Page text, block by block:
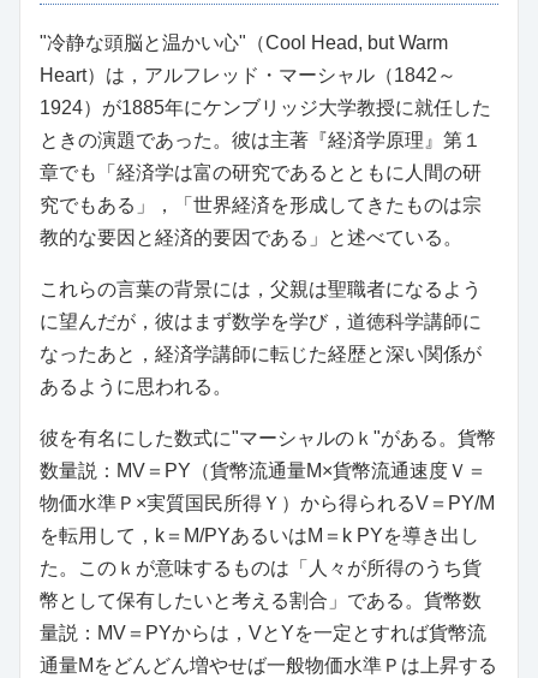
"冷静な頭脳と温かい心"（Cool Head, but Warm
Heart）は，アルフレッド・マーシャル（1842～
1924）が1885年にケンブリッジ大学教授に就任した
ときの演題であった。彼は主著『経済学原理』第１
章でも「経済学は富の研究であるとともに人間の研
究でもある」，「世界経済を形成してきたものは宗
教的な要因と経済的要因である」と述べている。
これらの言葉の背景には，父親は聖職者になるよう
に望んだが，彼はまず数学を学び，道徳科学講師に
なったあと，経済学講師に転じた経歴と深い関係が
あるように思われる。
彼を有名にした数式に"マーシャルのｋ"がある。貨幣
数量説：MV＝PY（貨幣流通量M×貨幣流通速度Ｖ＝
物価水準Ｐ×実質国民所得Ｙ）から得られるV＝PY/M
を転用して，k＝M/PYあるいはM＝k PYを導き出し
た。このｋが意味するものは「人々が所得のうち貨
幣として保有したいと考える割合」である。貨幣数
量説：MV＝PYからは，VとYを一定とすれば貨幣流
通量Mをどんどん増やせば一般物価水準Ｐは上昇する